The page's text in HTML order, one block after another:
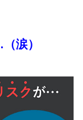
涙）